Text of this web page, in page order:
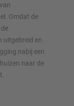
Omdat de
uitgebreid en
nabij een
naar de
configurators